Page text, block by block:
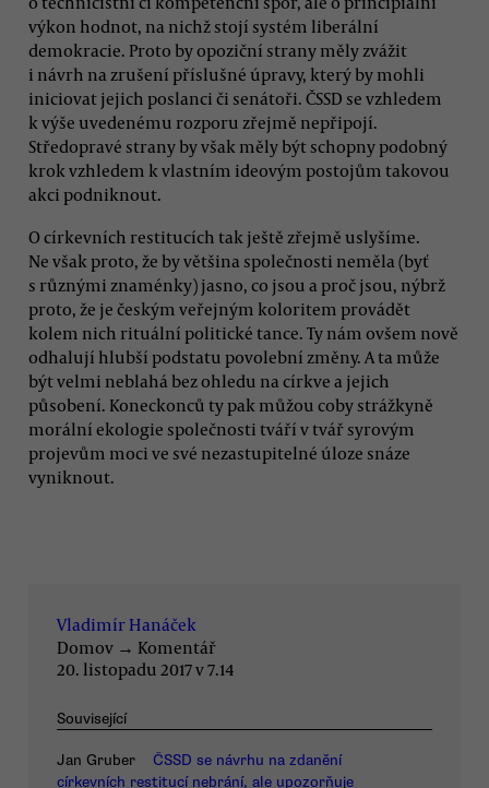
výkon hodnot, na nichž stojí systém liberální
demokracie. Proto by opoziční strany měly zvážit
i návrh na zrušení příslušné úpravy, který by mohli
iniciovat jejich poslanci či senátoři. ČSSD se vzhledem
k výše uvedenému rozporu zřejmě nepřipojí.
Středopravé strany by však měly být schopny podobný
krok vzhledem k vlastním ideovým postojům takovou
akci podniknout.
O církevních restitucích tak ještě zřejmě uslyšíme.
Ne však proto, že by většina společnosti neměla (byť
s různými znaménky) jasno, co jsou a proč jsou, nýbrž
proto, že je českým veřejným koloritem provádět
kolem nich rituální politické tance. Ty nám ovšem nově
odhalují hlubší podstatu povolební změny. A ta může
být velmi neblahá bez ohledu na církve a jejich
působení. Koneckonců ty pak můžou coby strážkyně
morální ekologie společnosti tváří v tvář syrovým
projevům moci ve své nezastupitelné úloze snáze
vyniknout.
Vladimír Hanáček
Domov → Komentář
20. listopadu 2017 v 7.14
Související
Jan Gruber
ČSSD se návrhu na zdanění
církevních restitucí nebrání, ale upozorňuje